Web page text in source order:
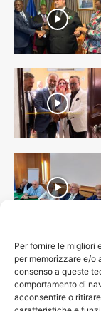
Per fornire le migliori
per memorizzare e/o
consenso a queste
comportamento di
acconsentire o
Cronaca
Attualità
top
News